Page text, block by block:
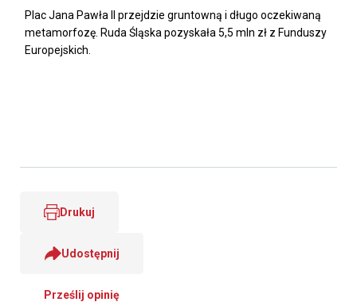
Plac Jana Pawła II przejdzie gruntowną i długo oczekiwaną
metamorfozę. Ruda Śląska pozyskała 5,5 mln zł z Funduszy
Europejskich.
Drukuj
Udostępnij
Prześlij opinię